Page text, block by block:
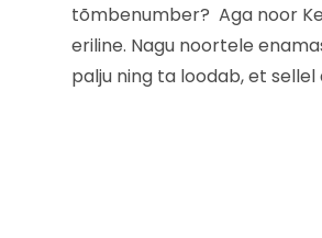
tõmbenumber? Aga noor
eriline. Nagu noortele
palju ning ta loodab, et